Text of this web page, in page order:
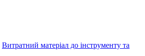
Витратний матеріал до інструменту та